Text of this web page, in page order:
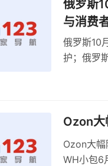
俄罗斯
与消费
俄罗斯10
护；俄罗
Ozon大
Ozon大
WH小包6